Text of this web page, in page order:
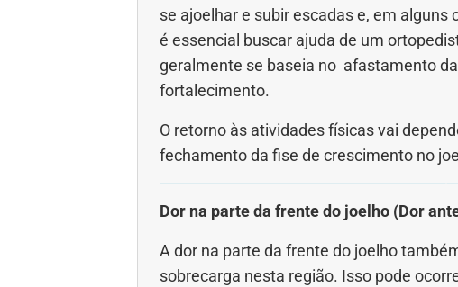
se ajoelhar e subir escadas e, em
é essencial buscar ajuda de um
geralmente se baseia no afastamento
fortalecimento.
O retorno às atividades físicas vai
fechamento da fise de crescimento no
Dor na parte da frente do joelho (Dor
A dor na parte da frente do joelho
sobrecarga nesta região. Isso pode